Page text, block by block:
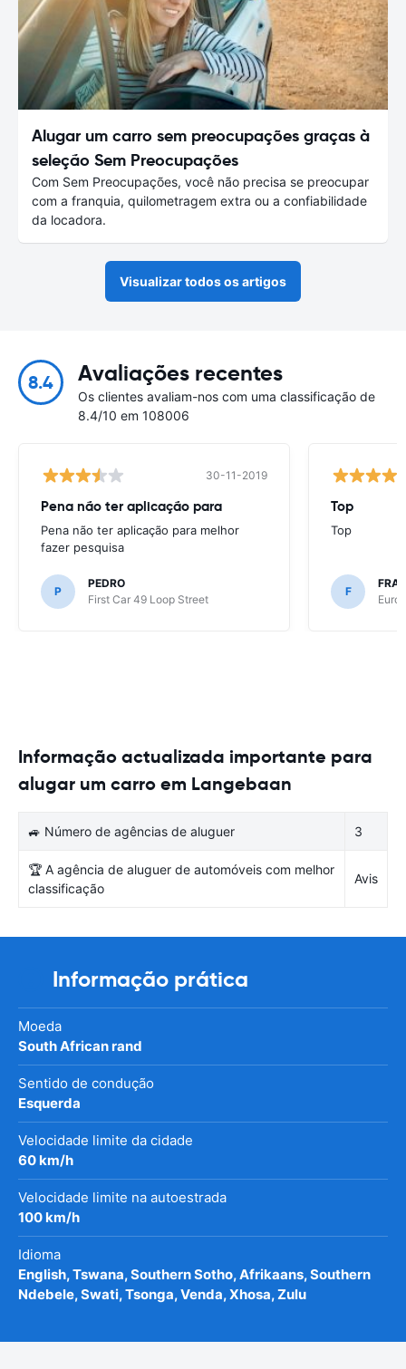
Alugar um carro sem preocupações graças à
seleção Sem Preocupações
Com Sem Preocupações, você não precisa se preocupar
com a franquia, quilometragem extra ou a confiabilidade
da locadora.
Visualizar todos os artigos
8.4 Avaliações recentes
Os clientes avaliam-nos com uma classificação de
8.4/10 em 108006
30-11-2019
Pena não ter aplicação para
Pena não ter aplicação para melhor
fazer pesquisa
P
PEDRO
First Car 49 Loop Street
Top
Top
F
Informação actualizada importante para
alugar um carro em Langebaan
🚙 Número de agências de aluguer 3
🏆 A agência de aluguer de automóveis com melhor
classificação
Avis
Informação prática
Moeda
South African rand
Sentido de condução
Esquerda
Velocidade limite da cidade
60 km/h
Velocidade limite na autoestrada
100 km/h
Idioma
English, Tswana, Southern Sotho, Afrikaans, Southern
Ndebele, Swati, Tsonga, Venda, Xhosa, Zulu